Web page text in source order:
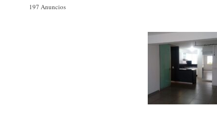
197 Anuncios